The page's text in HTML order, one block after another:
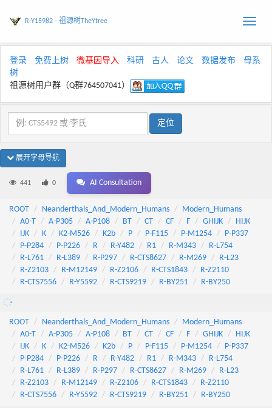
Toggle
R-Y15982 - 祖源树TheYtree
登录 免费上树 微基因导入 科研 古人 论文 数据发布
母系
树
祖源树用户群（Q群764507041）
展开字母导航
441 0 AI Consultation
ROOT Neanderthals_And_Modern_Humans
Modern_Humans
A0-T
A-P305 A-P108 BT CT CF F GHIJK
HIJK
IJK
K K2-M526 K2b P P-F115 P-M1254
P-P337
P-P284
P-P226 R R-Y482 R1 R-M343
R-L754
R-L761
R-L389 R-P297 R-CTS8627 R-M269
R-L23
R-Z2103
R-M12149 R-Z2106 R-CTS1843
R-Z2110
R-CTS7556
R-Y5592 R-CTS9219 R-BY251 R-BY250
ROOT Neanderthals_And_Modern_Humans
Modern_Humans
A0-T
A-P305 A-P108 BT CT CF F GHIJK
HIJK
IJK
K K2-M526 K2b P P-F115 P-M1254
P-P337
P-P284
P-P226 R R-Y482 R1 R-M343
R-L754
R-L761
R-L389 R-P297 R-CTS8627 R-M269
R-L23
R-Z2103
R-M12149 R-Z2106 R-CTS1843
R-Z2110
R-CTS7556
R-Y5592 R-CTS9219 R-BY251 R-BY250